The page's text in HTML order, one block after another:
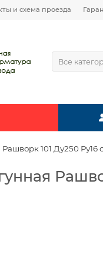
и схема проезда
Все
Рашворк 101 Ду250